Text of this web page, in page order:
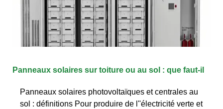
Panneaux solaires sur toiture ou au sol : que faut-il
Panneaux solaires photovoltaïques et centrales au
sol : définitions Pour produire de l''électricité verte et